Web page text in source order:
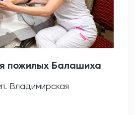
пожилых Балашиха
Владимирская